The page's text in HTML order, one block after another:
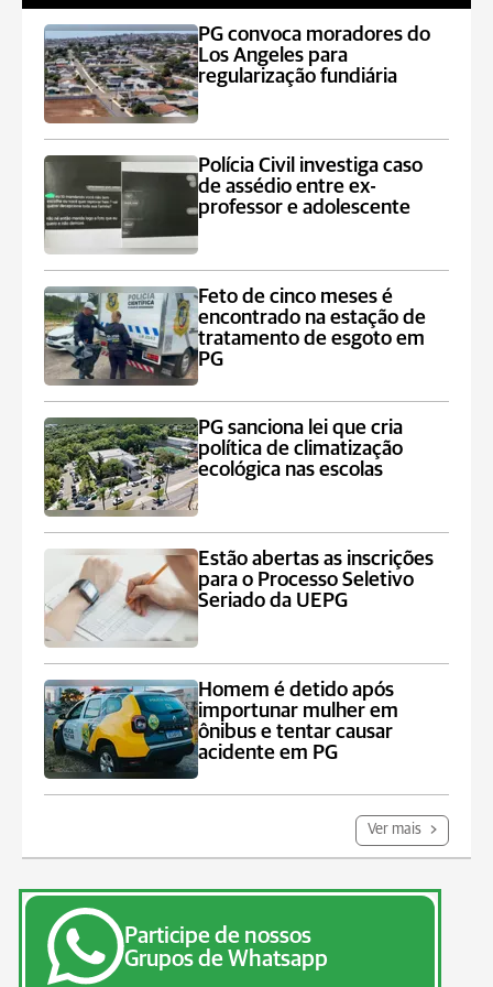
PG convoca moradores do
Los Angeles para
regularização fundiária
Polícia Civil investiga caso
de assédio entre ex-
professor e adolescente
Feto de cinco meses é
encontrado na estação de
tratamento de esgoto em
PG
PG sanciona lei que cria
política de climatização
ecológica nas escolas
Estão abertas as inscrições
para o Processo Seletivo
Seriado da UEPG
Homem é detido após
importunar mulher em
ônibus e tentar causar
acidente em PG
Ver mais
Participe de nossos
Grupos de Whatsapp